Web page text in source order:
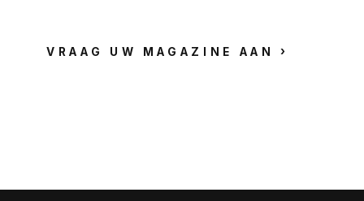
VRAAG UW MAGAZINE AAN